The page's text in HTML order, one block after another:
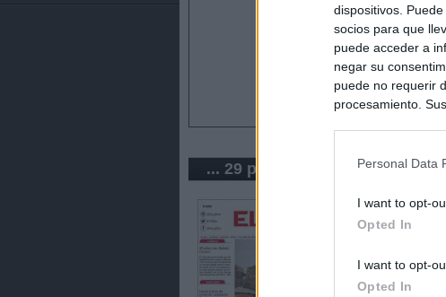
dispositivos.
socios para que
puede acceder a
negar su
puede no requerir
procesamiento.
Personal Data
I want to opt-
Opted In
I want to opt-
Opted In
... 29 periódicos de Colombia